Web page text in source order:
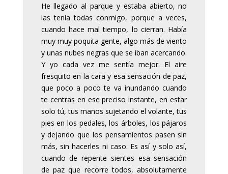
He llegado al parque y estaba abierto, no
las tenía todas conmigo, porque a veces,
cuando hace mal tiempo, lo cierran. Había
muy muy poquita gente, algo más de viento
y unas nubes negras que se iban acercando.
Y yo cada vez me sentía mejor. El aire
fresquito en la cara y esa sensación de paz,
que poco a poco te va inundando cuando
te centras en ese preciso instante, en estar
solo tú, tus manos sujetando el volante, tus
pies en los pedales, los árboles, los pájaros
y dejando que los pensamientos pasen sin
más, sin hacerles ni caso. Es así y solo así,
cuando de repente sientes esa sensación
de paz que recorre todos, absolutamente